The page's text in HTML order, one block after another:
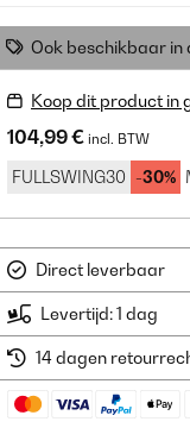
Ook beschikbaar in
Koop dit product in
104,99 € incl. BTW
FULLSWING30 -30%
Direct leverbaar
Levertijd: 1 dag
14 dagen